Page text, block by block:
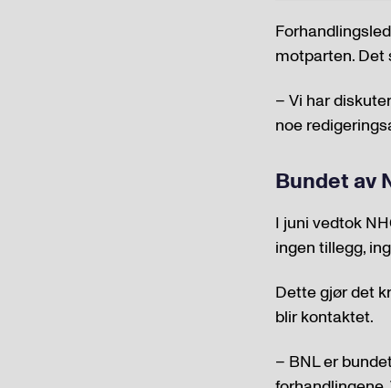
motparten. Det
– Vi har
noe
Bundet av
I juni vedtok
ingen tillegg,
Dette gjør det
blir kontaktet.
– BNL er